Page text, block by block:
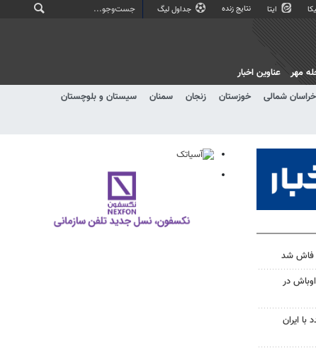
ایتا نتایج زنده جداول لیگ
خراسان شمالی خوزستان زنجان سمنان
سیستان و بلوچستان
مهر عناوین اخبار
فاش شد
در
با ایران